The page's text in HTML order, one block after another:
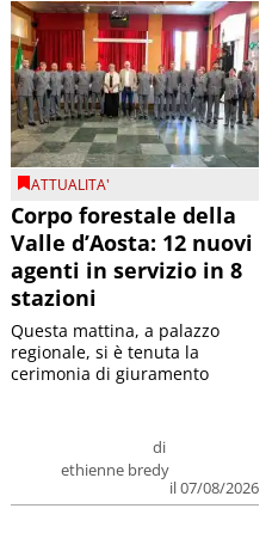
ATTUALITA'
Corpo forestale della
Valle d’Aosta: 12 nuovi
agenti in servizio in 8
stazioni
di
ethienne bredy
il 07/08/2026
Questa mattina, a palazzo
regionale, si è tenuta la
cerimonia di giuramento